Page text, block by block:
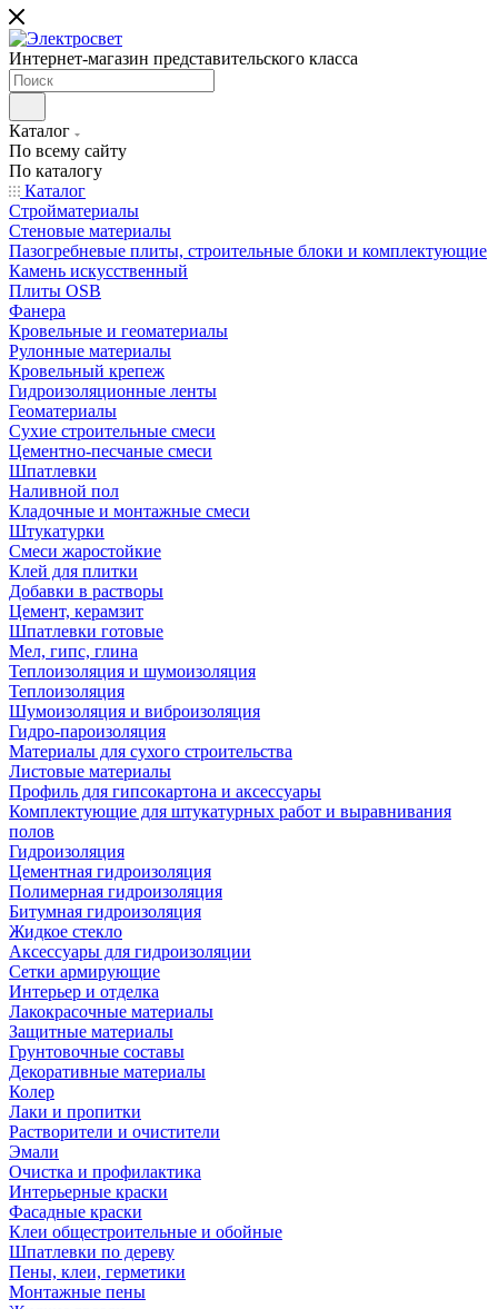
Интернет-магазин представительского класса
Каталог
По всему сайту
По каталогу
Каталог
Стройматериалы
Стеновые материалы
Пазогребневые плиты, строительные блоки и комплектующие
Камень искусственный
Плиты OSB
Фанера
Кровельные и геоматериалы
Рулонные материалы
Кровельный крепеж
Гидроизоляционные ленты
Геоматериалы
Сухие строительные смеси
Цементно-песчаные смеси
Шпатлевки
Наливной пол
Кладочные и монтажные смеси
Штукатурки
Смеси жаростойкие
Клей для плитки
Добавки в растворы
Цемент, керамзит
Шпатлевки готовые
Мел, гипс, глина
Теплоизоляция и шумоизоляция
Теплоизоляция
Шумоизоляция и виброизоляция
Гидро-пароизоляция
Материалы для сухого строительства
Листовые материалы
Профиль для гипсокартона и аксессуары
Комплектующие для штукатурных работ и выравнивания
полов
Гидроизоляция
Цементная гидроизоляция
Полимерная гидроизоляция
Битумная гидроизоляция
Жидкое стекло
Аксессуары для гидроизоляции
Сетки армирующие
Интерьер и отделка
Лакокрасочные материалы
Защитные материалы
Грунтовочные составы
Декоративные материалы
Колер
Лаки и пропитки
Растворители и очистители
Эмали
Очистка и профилактика
Интерьерные краски
Фасадные краски
Клеи общестроительные и обойные
Шпатлевки по дереву
Пены, клеи, герметики
Монтажные пены